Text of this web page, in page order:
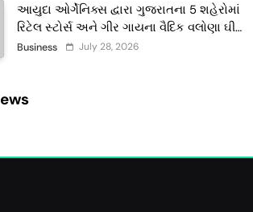
આયુદા ઓર્ગેનિક્સ દ્વારા ગુજરાતના 5 શહેરોમાં
રિટેલ સ્ટોર્સ અને ગીર ગાયના વૈદિક વલોણા ઘી-
દૂધની શુદ્ધ સેવાઓ સાથે વ્યાપક વિસ્તરણ
Business July 28, 2026